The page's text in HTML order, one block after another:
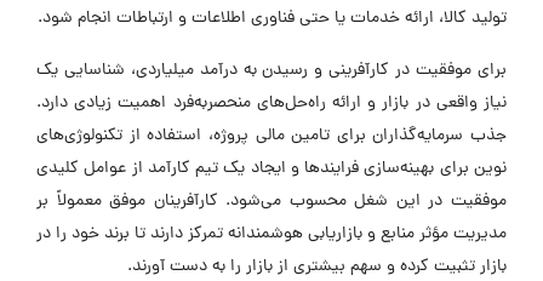
تولید کالا، ارائه خدمات یا حتی فناوری اطلاعات و ارتباطات انجام شود.
برای موفقیت در کارآفرینی و رسیدن به درآمد میلیاردی، شناسایی یک
نیاز واقعی در بازار و ارائه راه‌حل‌های منحصر‌به‌فرد اهمیت زیادی دارد.
جذب سرمایه‌گذاران برای تامین مالی پروژه، استفاده از تکنولوژی‌های
نوین برای بهینه‌سازی فرایندها و ایجاد یک تیم کارآمد از عوامل کلیدی
موفقیت در این شغل محسوب می‌شود. کارآفرینان موفق معمولاً بر
مدیریت مؤثر منابع و بازاریابی هوشمندانه تمرکز دارند تا برند خود را در
بازار تثبیت کرده و سهم بیشتری از بازار را به دست آورند.